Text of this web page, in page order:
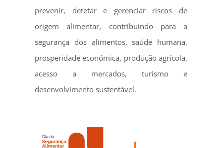
prevenir, detetar e gerenciar riscos de
origem alimentar, contribuindo para a
segurança dos alimentos, saúde humana,
prosperidade económica, produção agrícola,
acesso a mercados, turismo e
desenvolvimento sustentável.